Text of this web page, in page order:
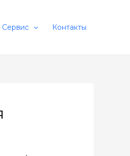
Сервис Контакты